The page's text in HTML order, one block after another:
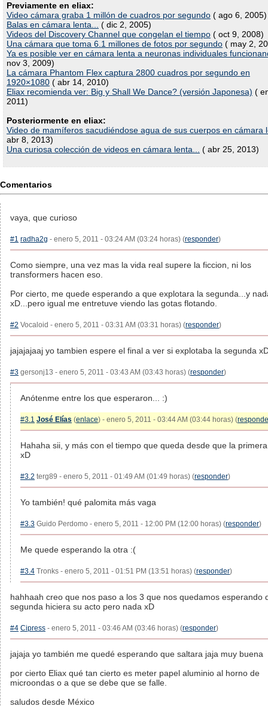
Previamente en eliax:
Video cámara graba 1 millón de cuadros por segundo ( ago 6, 2005)
Balas en cámara lenta...
( dic 2, 2005)
Videos del Discovery Channel que congelan el tiempo ( oct 9, 2008)
Una cámara que toma 6.1 millones de fotos por segundo ( may 2,
Ya es posible ver en cámara lenta a neuronas individuales
nov 3, 2009)
La cámara Phantom Flex captura 2800 cuadros por segundo en
1920×1080 ( abr 14, 2010)
Eliax recomienda ver: Big y Shall We Dance? (versión Japonesa) (
2011)
Posteriormente en eliax:
Video de mamíferos sacudiéndose agua de sus cuerpos en cámara
abr 8, 2013)
Una curiosa colección de videos en cámara lenta...
( abr 25, 2013)
Comentarios
vaya, que curioso
#1 radha2g - enero 5, 2011 - 03:24 AM (03:24 horas) (responder)
Como siempre, una vez mas la vida real supere la ficcion, ni los
transformers hacen eso.
Por cierto, me quede esperando a que explotara la segunda...y
xD...pero igual me entretuve viendo las gotas flotando.
#2 Vocaloid - enero 5, 2011 - 03:31 AM (03:31 horas) (responder)
jajajajaaj yo tambien espere el final a ver si explotaba la segunda
#3 gersonj13 - enero 5, 2011 - 03:43 AM (03:43 horas) (responder)
Anótenme entre los que esperaron... :)
#3.1 José Elías (enlace) - enero 5, 2011 - 03:44 AM (03:44 horas) (
Hahaha sii, y más con el tiempo que queda desde que la
xD
#3.2 terg89 - enero 5, 2011 - 01:49 AM (01:49 horas) (responder)
Yo también! qué palomita más vaga
#3.3 Guido Perdomo - enero 5, 2011 - 12:00 PM (12:00 horas) (responder)
Me quede esperando la otra :(
#3.4 Tronks - enero 5, 2011 - 01:51 PM (13:51 horas) (responder)
hahhaah creo que nos paso a los 3 que nos quedamos esperando
segunda hiciera su acto pero nada xD
#4 Cipress - enero 5, 2011 - 03:46 AM (03:46 horas) (responder)
jajaja yo también me quedé esperando que saltara jaja muy buena
por cierto Eliax qué tan cierto es meter papel aluminio al horno de
microondas o a que se debe que se falle.
saludos desde México